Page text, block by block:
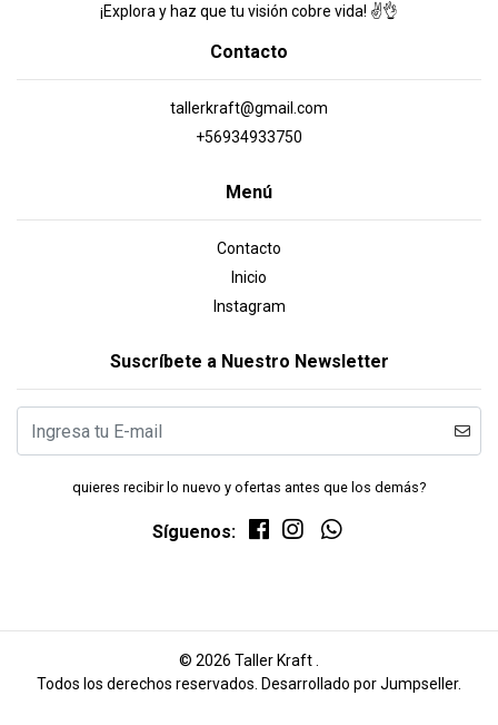
¡Explora y haz que tu visión cobre vida! ✌️👌
Contacto
tallerkraft@gmail.com
+56934933750
Menú
Contacto
Inicio
Instagram
Suscríbete a Nuestro Newsletter
quieres recibir lo nuevo y ofertas antes que los demás?
Síguenos:
© 2026 Taller Kraft .
Todos los derechos reservados. Desarrollado por Jumpseller.